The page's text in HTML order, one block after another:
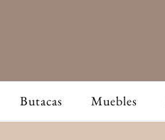
Butacas Muebles